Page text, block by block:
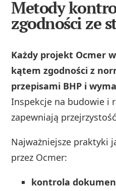
Metody
zgodności ze
Każdy projekt Ocmer
kątem zgodności z
przepisami BHP i
Inspekcje na budowie i
zapewniają
Najważniejsze praktyki
przez Ocmer:
kontrola